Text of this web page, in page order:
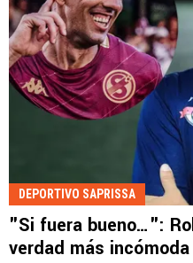
DEPORTIVO SAPRISSA
"Si fuera bueno…":
verdad más